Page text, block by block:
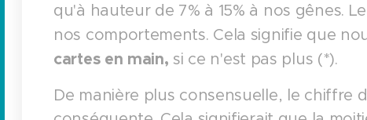
qu'à hauteur de 7% à 15% à nos gênes.
nos comportements. Cela signifie que
cartes en main, si ce n'est pas plus (*).
De manière plus consensuelle, le chiffre